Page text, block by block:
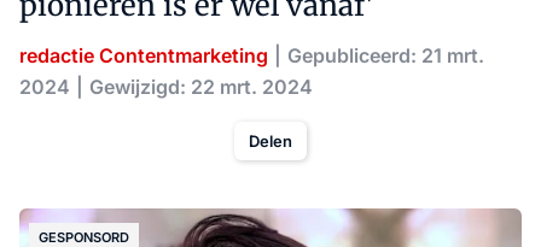
redactie Contentmarketing
Gepubliceerd: 21 mrt.
2024
Gewijzigd: 22 mrt. 2024
Delen
GESPONSORD